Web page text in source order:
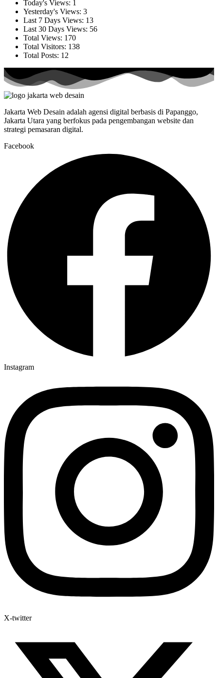
Today's Views: 1
Yesterday's Views: 3
Last 7 Days Views: 13
Last 30 Days Views: 56
Total Views: 170
Total Visitors: 138
Total Posts: 12
Jakarta Web Desain adalah agensi digital berbasis di Papanggo,
Jakarta Utara yang berfokus pada pengembangan website dan
strategi pemasaran digital.
Facebook
Instagram
X-twitter